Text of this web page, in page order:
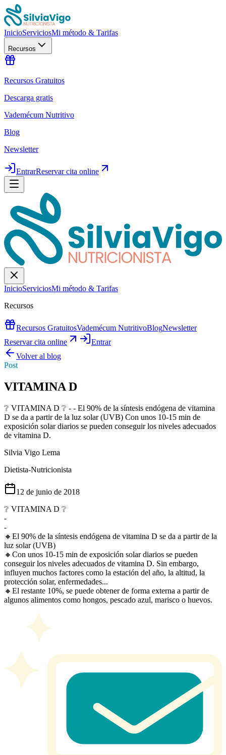
InicioServiciosMi método & Tarifas
Recursos
Recursos Gratuitos
Descarga gratis
Vademécum Nutritivo
Blog
Newsletter
EntrarReservar cita online
InicioServiciosMi método & Tarifas
Recursos
Recursos GratuitosVademécum NutritivoBlogNewsletter
Reservar cita online
Entrar
Volver al blog
Post
VITAMINA D
❔ VITAMINA D ❔ - - ️El 90% de la síntesis endógena de vitamina
D se da a partir de la luz solar (UVB) ️Con unos 10-15 min de
exposición solar diarios se pueden conseguir los niveles adecuados
de vitamina D.
Silvia Vigo Lema
Dietista-Nutricionista
12 de junio de 2018
❔ VITAMINA D ❔
-
-
🔸️El 90% de la síntesis endógena de vitamina D se da a partir de la
luz solar (UVB)
🔸️Con unos 10-15 min de exposición solar diarios se pueden
conseguir los niveles adecuados de vitamina D. Sin embargo,
influyen muchos factores como la estación del año, la altitud, la
protección solar, enfermedades...
🔸️El restante 10%, se puede obtener de forma externa a partir de
algunos alimentos como hongos, pescado azul, marisco o huevos.